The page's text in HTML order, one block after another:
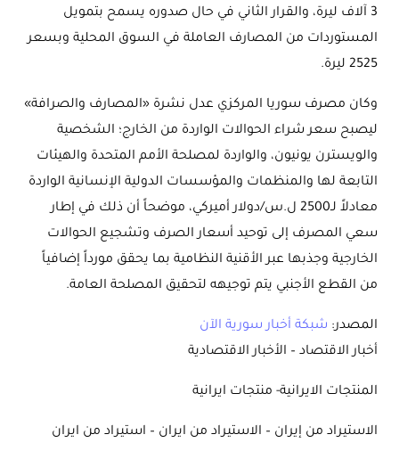
3 آلاف ليرة، والقرار الثاني في حال صدوره يسمح بتمويل
المستوردات من المصارف العاملة في السوق المحلية وبسعر
2525 ليرة.
وكان مصرف سوريا المركزي عدل نشرة «المصارف والصرافة»
ليصبح سعر شراء الحوالات الواردة من الخارج؛ الشخصية
والويسترن يونيون، والواردة لمصلحة الأمم المتحدة والهيئات
التابعة لها والمنظمات والمؤسسات الدولية الإنسانية الواردة
معادلاً لـ2500 ل.س/دولار أميركي، موضحاً أن ذلك في إطار
سعي المصرف إلى توحيد أسعار الصرف وتشجيع الحوالات
الخارجية وجذبها عبر الأقنية النظامية بما يحقق مورداً إضافياً
من القطع الأجنبي يتم توجيهه لتحقيق المصلحة العامة.
المصدر: شبكة أخبار سورية الآن
أخبار الاقتصاد – الأخبار الاقتصادية
المنتجات الايرانية- منتجات ايرانية
الاستيراد من إيران – الاستيراد من ايران – استيراد من ايران